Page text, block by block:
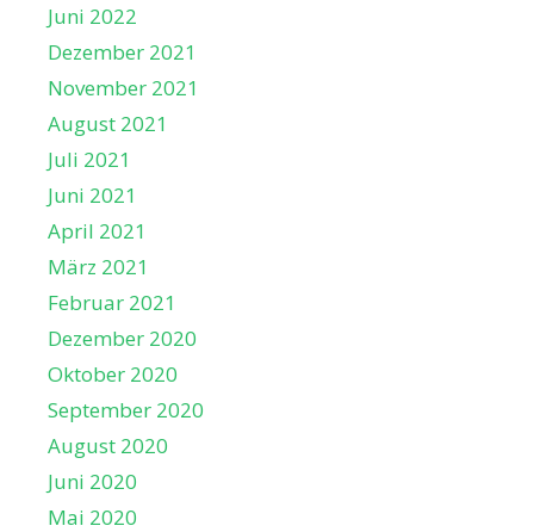
Juni 2022
Dezember 2021
November 2021
August 2021
Juli 2021
Juni 2021
April 2021
März 2021
Februar 2021
Dezember 2020
Oktober 2020
September 2020
August 2020
Juni 2020
Mai 2020